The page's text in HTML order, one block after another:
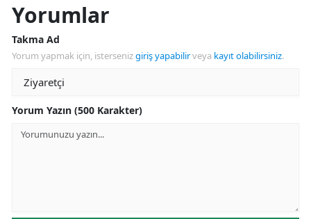
Yorumlar
Takma Ad
Yorum yapmak için, istersenizgiriş yapabilirveya kayıt olabilirsiniz.
Yorum Yazın (500 Karakter)